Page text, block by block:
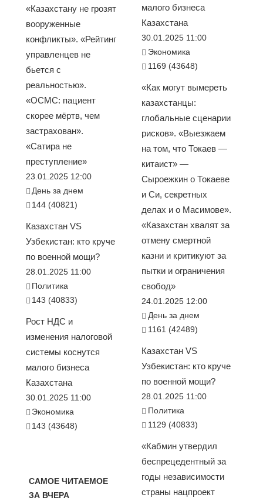
«Казахстану не грозят
вооруженные
конфликты». «Рейтинг
управленцев не
бьется с
реальностью».
«ОСМС: пациент
скорее мёртв, чем
застрахован».
«Сатира не
преступление»
23.01.2025 12:00
День за днем
144 (40821)
Казахстан VS
Узбекистан: кто круче
по военной мощи?
28.01.2025 11:00
Политика
143 (40833)
Рост НДС и
изменения налоговой
системы коснутся
малого бизнеса
Казахстана
30.01.2025 11:00
Экономика
143 (43648)
САМОЕ ЧИТАЕМОЕ
ЗА ВЧЕРА
малого бизнеса
Казахстана
30.01.2025 11:00
Экономика
1169 (43648)
«Как могут вымереть
казахстанцы:
глобальные сценарии
рисков». «Выезжаем
на том, что Токаев —
китаист» —
Сыроежкин о Токаеве
и Си, секретных
делах и о Масимове».
«Казахстан хвалят за
отмену смертной
казни и критикуют за
пытки и ограничения
свобод»
24.01.2025 12:00
День за днем
1161 (42489)
Казахстан VS
Узбекистан: кто круче
по военной мощи?
28.01.2025 11:00
Политика
1129 (40833)
«Кабмин утвердил
беспрецедентный за
годы независимости
страны нацпроект